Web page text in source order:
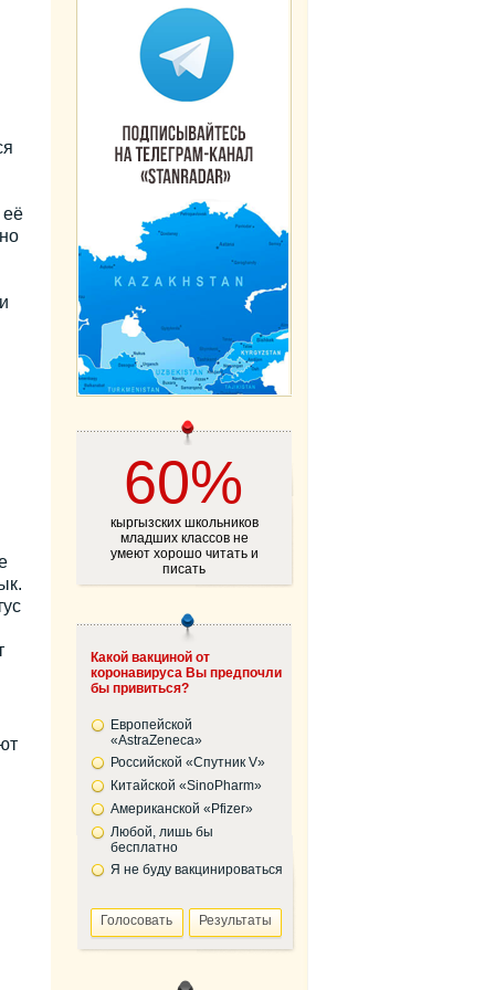
60%
кыргызских школьников
младших классов не
умеют хорошо читать и
писать
Какой вакциной от
коронавируса Вы предпочли
бы привиться?
Европейской
«AstraZeneca»
Российской «Спутник V»
Китайской «SinoPharm»
Американской «Pfizer»
Любой, лишь бы
бесплатно
Я не буду вакцинироваться